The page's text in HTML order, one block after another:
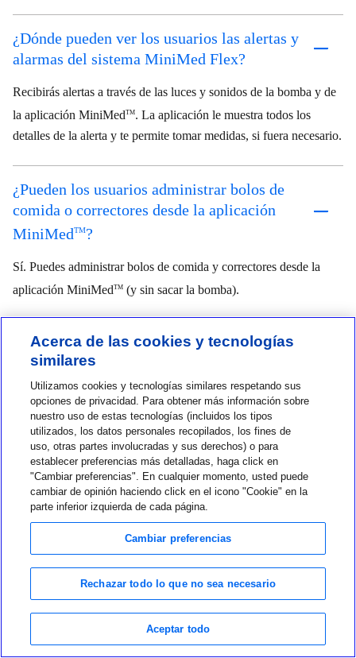
¿Dónde pueden ver los usuarios las alertas y
alarmas del sistema MiniMed Flex?
Recibirás alertas a través de las luces y sonidos de la bomba y de
la aplicación MiniMedTM. La aplicación le muestra todos los
detalles de la alerta y te permite tomar medidas, si fuera necesario.
¿Pueden los usuarios administrar bolos de
comida o correctores desde la aplicación
MiniMedTM?
Sí. Puedes administrar bolos de comida y correctores desde la
aplicación MiniMedTM (y sin sacar la bomba).
¿Puedo obtener la MiniMed Flex si no tengo
un teléfono inteligente compatible?
Si no dispones de un dispositivo compatible, puedes adquirir el
Administrador de aplicaciones para utilizar el sistema MiniMed
Flex. El Administrador de aplicaciones es un dispositivo que
viene con la aplicación MiniMedTMpreinstalada y está diseñado
únicamente para gestionar el tratamiento de la diabetes con
sistemas MiniMed TM .
¿Cómo manejará el sistema MiniMed Flex un
teléfono perdido, dañado o sin carga para
continuar el tratamiento?
Si la bomba pierde la conexión con la aplicación MiniMed por el
motivo que sea, continuará administrando insulina según lo que se
Acerca de las cookies y tecnologías
similares
Utilizamos cookies y tecnologías similares respetando sus
opciones de privacidad. Para obtener más información sobre
nuestro uso de estas tecnologías (incluidos los tipos
utilizados, los datos personales recopilados, los fines de
uso, otras partes involucradas y sus derechos) o para
establecer preferencias más detalladas, haga click en
"Cambiar preferencias". En cualquier momento, usted puede
cambiar de opinión haciendo click en el icono "Cookie" en la
parte inferior izquierda de cada página.
Cambiar preferencias
Rechazar todo lo que no sea necesario
Aceptar todo